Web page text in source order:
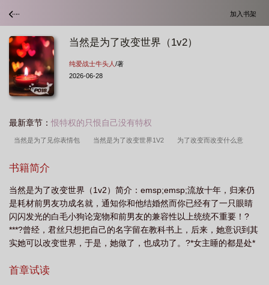
加入书架
当然是为了改变世界（1v2）
纯爱战士牛头人 /著
2026-06-28
最新章节： 恨特权的只恨自己没有特权
当然是为了见你表情包 当然是为了改变世界1V2 为了改变而改变什么意
书籍简介
当然是为了改变世界（1v2）简介：emsp;emsp;流放十年，归来仍
是耗材前男友功成名就，通知你和他结婚然而你已经有了一只眼睛
闪闪发光的白毛小狗论宠物和前男友的兼容性以上统统不重要！?
***?曾经，君丝只想把自己的名字留在教科书上，后来，她意识到其
实她可以改变世界，于是，她做了，也成功了。?*女主睡的都是处*
雷点太多不排了
首章试读